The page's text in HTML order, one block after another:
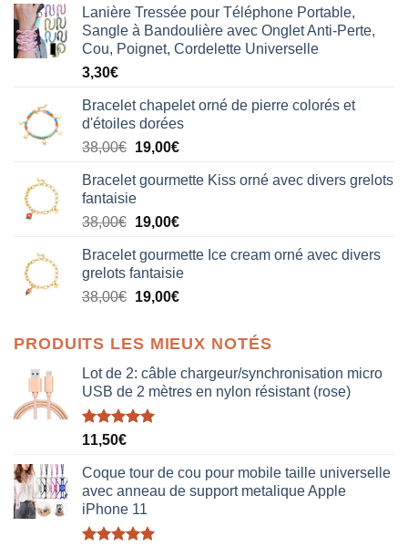
Lanière Tressée pour Téléphone Portable,
Sangle à Bandoulière avec Onglet Anti-Perte,
Cou, Poignet, Cordelette Universelle
3,30€
Bracelet chapelet orné de pierre colorés et
d'étoiles dorées
38,00€ Le
initial
était :
38,00€.
19,00€Le
actuel
19,00€.
Bracelet gourmette Kiss orné avec divers grelots
fantaisie
38,00€ Le
initial
était :
38,00€.
19,00€Le
actuel
est :
19,00€.
Bracelet gourmette Ice cream orné avec divers
grelots fantaisie
38,00€ Le
était :
38,00€.
19,00€Le
est :
19,00€.
PRODUITS LES MIEUX NOTÉS
Lot de 2: câble chargeur/synchronisation micro
USB de 2 mètres en nylon résistant (rose)
Note5.00
11,50€
Coque tour de cou pour mobile taille universelle
avec anneau de support metalique Apple
iPhone 11